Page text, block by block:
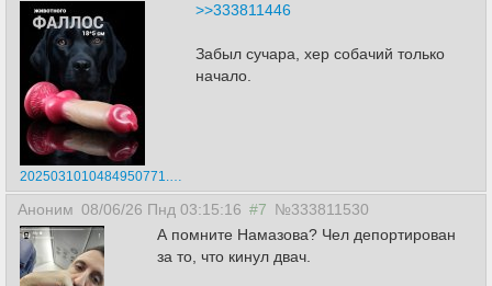
2025031010484950771.jpeg
>>333811446
Забыл сучара, хер собачий только
начало.
Аноним 08/06/26 Пнд 03:15:16 #7 №333811530
А помните Намазова? Чел депортирован
за то, что кинул двач.